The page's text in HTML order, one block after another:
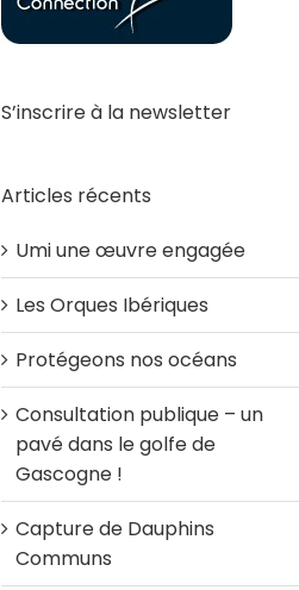
S’inscrire à la newsletter
Articles récents
Umi une œuvre engagée
Les Orques Ibériques
Protégeons nos océans
Consultation publique – un
pavé dans le golfe de
Gascogne !
Capture de Dauphins
Communs